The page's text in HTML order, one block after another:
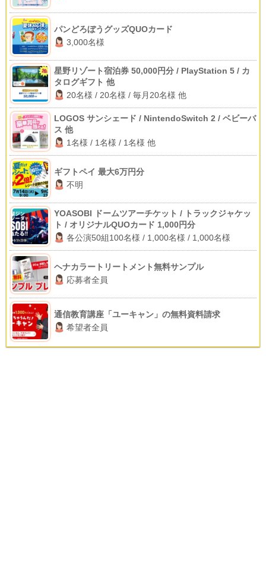
パンどろぼうグッズQUOカード
3,000名様
星野リゾート宿泊券 50,000円分 / PlayStation 5 / カ
タログギフト 他
20名様 / 20名様 / 毎月20名様 他
LOGOS サンシェード / NintendoSwitch 2 / ベビーバ
ス 他
1名様 / 1名様 / 1名様 他
ギフトペイ 最大6万円分
不明
YOASOBI ドームツアーチケット / トラックジャケッ
ト / オリジナルQUOカード 1,000円分
各公演50組100名様 / 1,000名様 / 1,000名様
ヘナカラートリートメント無料サンプル
応募者全員
通信教育講座「ユーキャン」の無料資料請求
希望者全員